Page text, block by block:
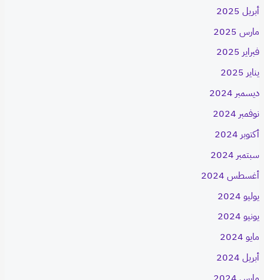
أبريل 2025
مارس 2025
فبراير 2025
يناير 2025
ديسمبر 2024
نوفمبر 2024
أكتوبر 2024
سبتمبر 2024
أغسطس 2024
يوليو 2024
يونيو 2024
مايو 2024
أبريل 2024